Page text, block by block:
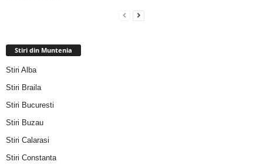
Stiri din Muntenia
Stiri Alba
Stiri Braila
Stiri Bucuresti
Stiri Buzau
Stiri Calarasi
Stiri Constanta